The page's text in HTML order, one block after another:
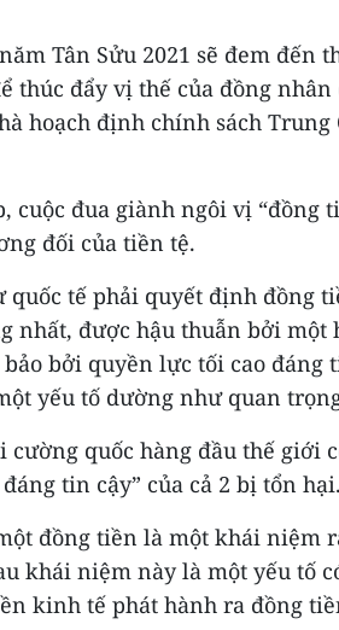
Tân Sửu 2021 sẽ đem đến
thúc đẩy vị thế của đồng nhân
hoạch định chính sách Trung
cuộc đua giành ngôi vị “đồng
đối của tiền tệ.
quốc tế phải quyết định đồng
nhất, được hậu thuẫn bởi một
bởi quyền lực tối cao đáng
yếu tố dường như quan
quốc hàng đầu thế giới
tin cậy” của cả 2 bị tổn hại.
đồng tiền là một khái niệm
khái niệm này là một yếu tố
kinh tế phát hành ra đồng